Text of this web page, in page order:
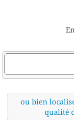
ou bien
qualité